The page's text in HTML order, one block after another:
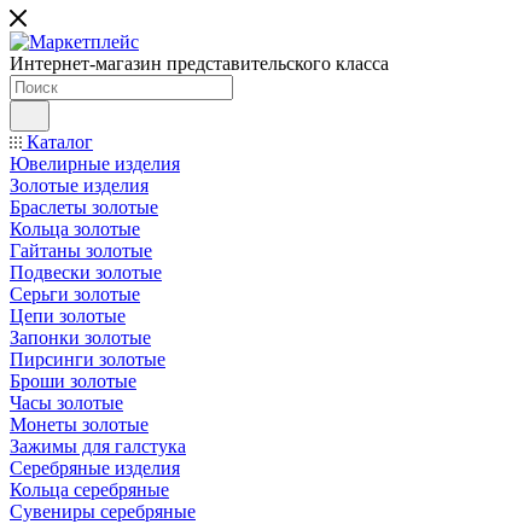
Интернет-магазин представительского класса
Каталог
Ювелирные изделия
Золотые изделия
Браслеты золотые
Кольца золотые
Гайтаны золотые
Подвески золотые
Серьги золотые
Цепи золотые
Запонки золотые
Пирсинги золотые
Броши золотые
Часы золотые
Монеты золотые
Зажимы для галстука
Серебряные изделия
Кольца серебряные
Сувениры серебряные